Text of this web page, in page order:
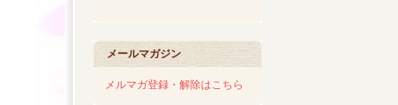
メールマガジン
メルマガ登録・解除はこちら